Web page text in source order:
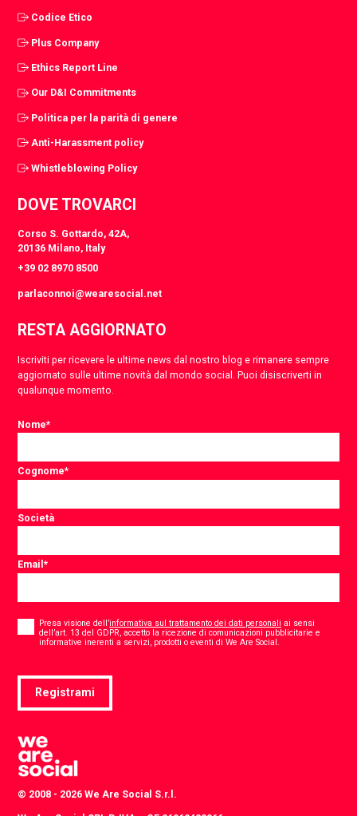
Codice Etico
Plus Company
Ethics Report Line
Our D&I Commitments
Politica per la parità di genere
Anti-Harassment policy
Whistleblowing Policy
DOVE TROVARCI
Corso S. Gottardo, 42A,
20136 Milano, Italy
+39 02 8970 8500
parlaconnoi@wearesocial.net
RESTA AGGIORNATO
Iscriviti per ricevere le ultime news dal nostro blog e rimanere sempre
aggiornato sulle ultime novità dal mondo social. Puoi disiscriverti in
qualunque momento.
Nome*
Cognome*
Società
Email*
Presa visione dell’informativa sul trattamento dei dati personali ai sensi
dell’art. 13 del GDPR, accetto la ricezione di comunicazioni pubblicitarie e
informative inerenti a servizi, prodotti o eventi di We Are Social.
Registrami
© 2008 - 2026 We Are Social S.r.l.